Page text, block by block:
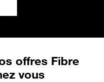
offres Fibre
vous